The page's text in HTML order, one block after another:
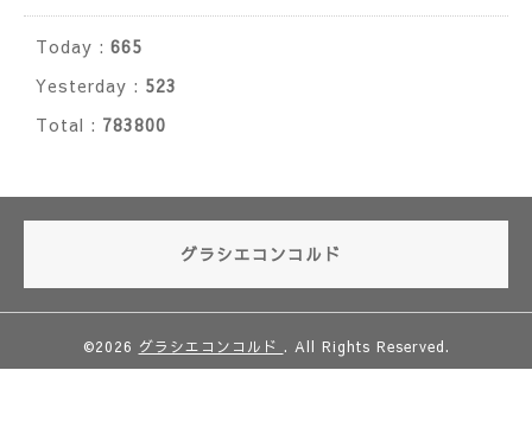
Today : 665
Yesterday : 523
Total : 783800
グラシエコンコルド
©2026 グラシエコンコルド . All Rights Reserved.